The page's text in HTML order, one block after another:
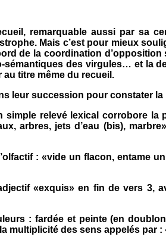
remarquable aussi par sa
Mais c’est pour mieux
de la coordination
sémantiques des virgules… et la
titre même du recueil.
leur succession pour constater
simple relevé lexical corrobore
arbres, jets d’eau (bis),
: «vide un flacon, entame
«exquis» en fin de vers 3,
: fardée et peinte (en
multiplicité des sens appelés par